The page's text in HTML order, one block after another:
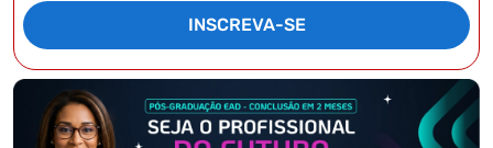
INSCREVA-SE